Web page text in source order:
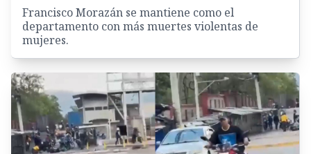
Francisco Morazán se mantiene como el
departamento con más muertes violentas de
mujeres.